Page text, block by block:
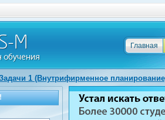
Главная
1 (Внутрифирменное